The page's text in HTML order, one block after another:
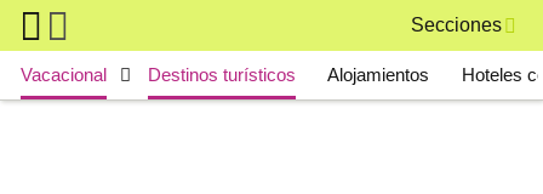
Skip to main content
Secciones
Main navigation
Vacacional Destinos turísticos Alojamientos Hoteles